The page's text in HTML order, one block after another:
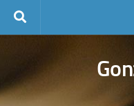
Skip to content